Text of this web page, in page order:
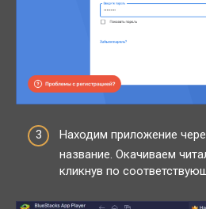
Находим приложение
название. Окачиваем
кликнув по